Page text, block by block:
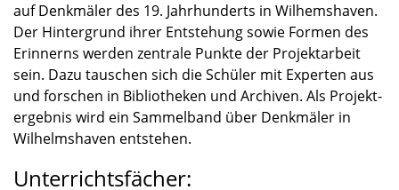
auf Denkmä­ler des 19. Jahrhun­derts in Wilhems­ha­ven.
Der Hinter­grund ihrer Entste­hung sowie Formen des
Erinnerns werden zentrale Punkte der Projekt­ar­beit
sein. Dazu tauschen sich die Schüler mit Exper­ten aus
und forschen in Biblio­the­ken und Archi­ven. Als Projekt­
er­geb­nis wird ein Sammel­band über Denkmä­ler in
Wilhelms­ha­ven entste­hen.
Unterrichtsfächer: